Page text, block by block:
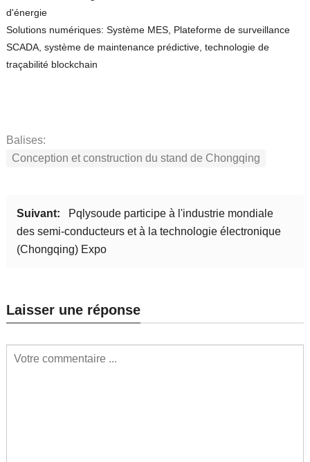
d'énergie
Solutions numériques: Système MES, Plateforme de surveillance
SCADA, système de maintenance prédictive, technologie de
traçabilité blockchain
Balises:
Conception et construction du stand de Chongqing
Suivant:
Pqlysoude participe à l'industrie mondiale
des semi-conducteurs et à la technologie électronique
(Chongqing) Expo
Laisser une réponse